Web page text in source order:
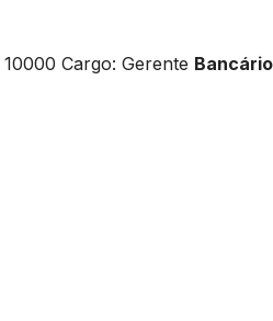
Cargo: Gerente Bancário